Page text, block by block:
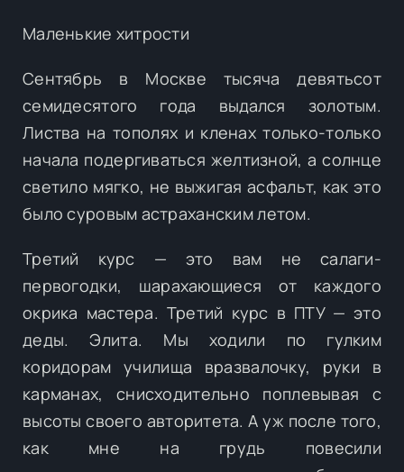
Маленькие хитрости
Сентябрь в Москве тысяча девятьсот
семидесятого года выдался золотым.
Листва на тополях и кленах только-только
начала подергиваться желтизной, а солнце
светило мягко, не выжигая асфальт, как это
было суровым астраханским летом.
Третий курс — это вам не салаги-
первогодки, шарахающиеся от каждого
окрика мастера. Третий курс в ПТУ — это
деды. Элита. Мы ходили по гулким
коридорам училища вразвалочку, руки в
карманах, снисходительно поплевывая с
высоты своего авторитета. А уж после того,
как мне на грудь повесили